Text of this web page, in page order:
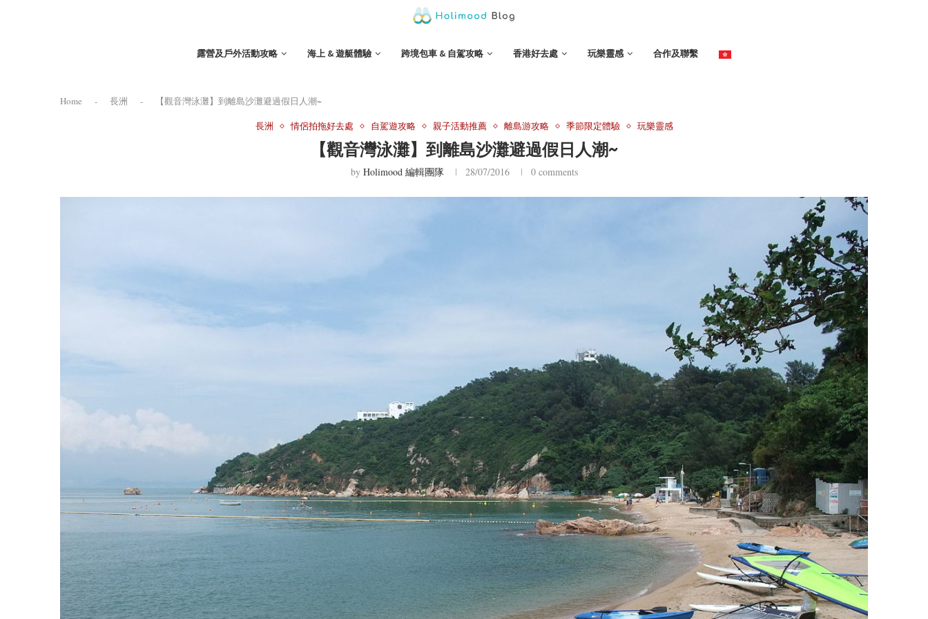
露營及戶外活動攻略 海上 & 遊艇體驗 跨境包車 & 自駕攻略 香港好去處 玩樂靈感 合作及聯繫
Home - 長洲 -
【觀音灣泳灘】到離島沙灘避過假日人潮~
長洲
情侶拍拖好去處 自駕遊攻略 親子活動推薦 離島游攻略 季節限定體驗 玩樂靈感
【觀音灣泳灘】到離島沙灘避過假日人潮~
by Holimood 編輯團隊 28/07/2016 0 comments